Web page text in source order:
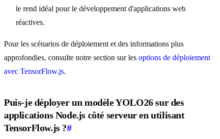
le rend idéal pour le développement d'applications web
réactives.
Pour les scénarios de déploiement et des informations plus
approfondies, consulte notre section sur les options de déploiement
avec TensorFlow.js.
Puis-je déployer un modèle YOLO26 sur des
applications Node.js côté serveur en utilisant
TensorFlow.js ?#